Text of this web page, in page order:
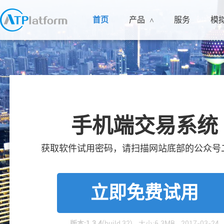
首页 产品 < 服务 模
手机端交易系统
获取软件试用密码，请扫描网站底部的公众号
立即免费试用